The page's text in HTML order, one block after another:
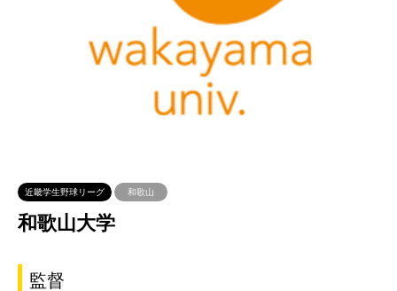
近畿学生野球リーグ 和歌山
和歌山大学
監督